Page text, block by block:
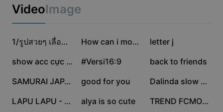
Auto captions
Caption templates
Marketing
Industry templates
Recap templates
Trust Center
Help Center
About CapCut's Terms of Service
Huwag mag-alala tungkol sa seguridad dahil walang
iniimbak na larawan; simple, mabilis, at secure ang
ng larawan 1x1 free ngayon!
VideoImage
904.8K 1/รูปสวยๆ เลื่อนช้าๆ 405.9K How can i move on 375K
letter j
244.1K show acc cực xịn 223.2K
#Versi16:9 154.6K
back to friends
153.7K SAMURAI JAPAN TEXT 97.2K
good for you 40.9K Dalinda slow 16:9
22.9K LAPU LAPU - MONTAGEM 17.9K
alya is so cute 17K TREND FCMOBILE